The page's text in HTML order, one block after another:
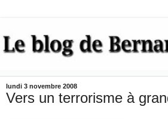
lundi 3 novembre 2008
Vers un terrorisme à